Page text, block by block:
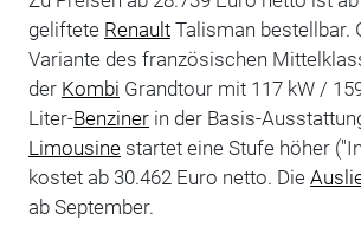
geliftete RenaultTalisman bestellbar.
Variante des französischen
der Kombi Grandtour mit 117 kW /
Liter-Benzinerin der Basis-
Limousinestartet eine Stufe höher ("
kostet ab 30.462 Euro netto. Die
ab September.